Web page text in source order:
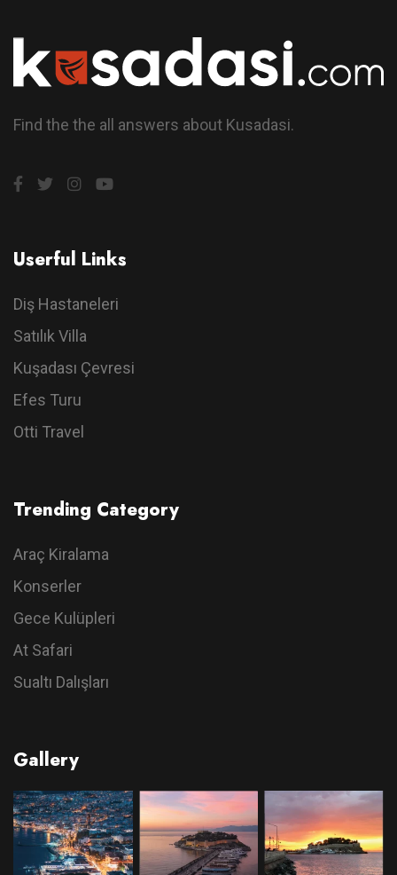
Find the the all answers about Kusadasi.
Userful Links
Diş Hastaneleri
Satılık Villa
Kuşadası Çevresi
Efes Turu
Otti Travel
Trending Category
Araç Kiralama
Konserler
Gece Kulüpleri
At Safari
Sualtı Dalışları
Gallery